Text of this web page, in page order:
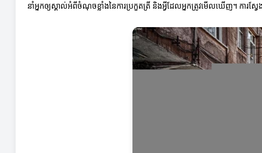
នាំអ្នកឲ្យស្គាល់អំពីចំណុចខ្លាំងនៃការប្រកួតត្រី និងអ្វីដែលអ្នកត្រូវមើលឃើញ។ កា